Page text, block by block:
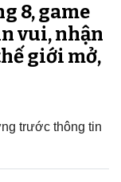
8, game
vui, nhận
giới mở,
trước thông tin